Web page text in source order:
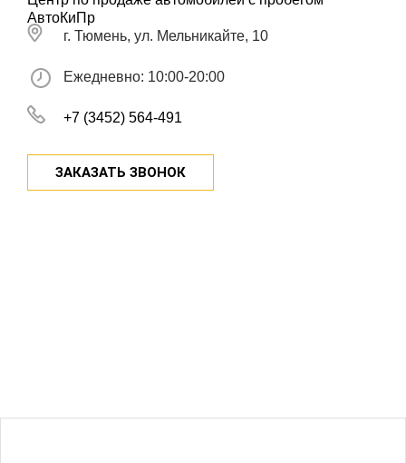
АвтоКиПр
г. Тюмень, ул. Мельникайте, 10
Ежедневно: 10:00-20:00
+7 (3452) 564-491
ЗАКАЗАТЬ ЗВОНОК